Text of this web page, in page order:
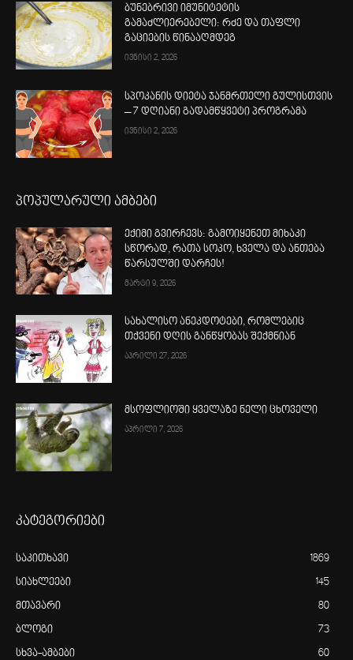
ბუნებრივი იმუნიტეტის
გამაძლიერებელი: რძე და თაფლი
გაციების წინააღმდეგ
ივნისი 2, 2026
სპოკანის დიეტა ჯანმრთელი გულისთვის
– 7 დღიანი გადამწყვეტი პროგრამა
ივნისი 2, 2026
პოპულარული ამბები
ექიმი გვირჩევს: გამოიყენეთ მიხაკი
სწორად, რათა სოკო, ხველა და ანთება
წარსულში დარჩეს!
მარტი 9, 2026
სახალისო ანეკდოტები, რომლებიც
თქვენი დღის განწყობას შექმნიან
აპრილი 27, 2026
მსოფლიოში ყველაზე ნელი ცხოველი
აპრილი 7, 2026
კატეგორიები
საკითხავი 1869
სიახლეები 145
მთავარი 80
ბლოგი 73
სხვა-ამბები 60